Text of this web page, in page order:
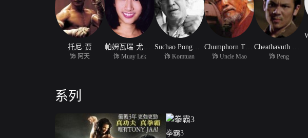
托尼·贾
饰 阿天 饰 Muay Lek 饰 Komtuan 饰 Uncle Mao 饰 Peng
系列
拳霸3